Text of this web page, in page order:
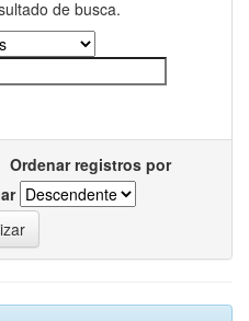
de busca.
Ordenar registros por